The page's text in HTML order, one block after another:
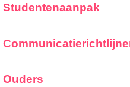
Studentenaanpak
Ouders